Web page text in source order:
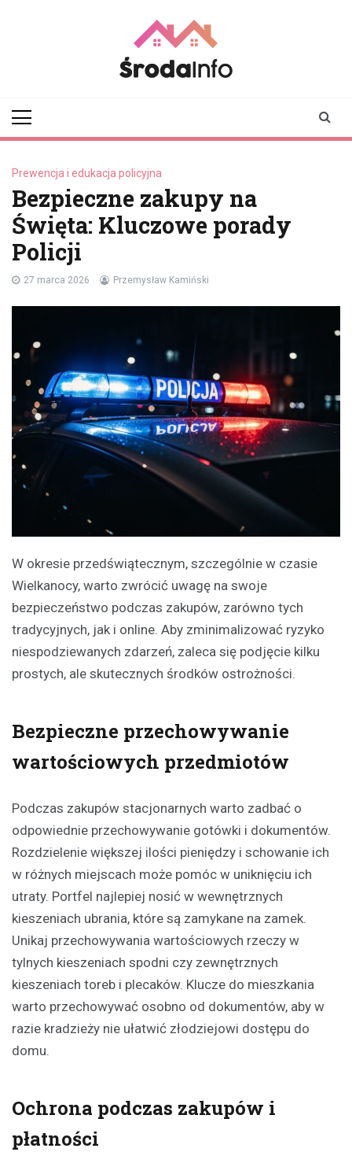
Prewencja i edukacja policyjna
Bezpieczne zakupy na
Święta: Kluczowe porady
Policji
27 marca 2026 Przemysław Kamiński
W okresie przedświątecznym, szczególnie w czasie
Wielkanocy, warto zwrócić uwagę na swoje
bezpieczeństwo podczas zakupów, zarówno tych
tradycyjnych, jak i online. Aby zminimalizować ryzyko
niespodziewanych zdarzeń, zaleca się podjęcie kilku
prostych, ale skutecznych środków ostrożności.
Bezpieczne przechowywanie
wartościowych przedmiotów
Podczas zakupów stacjonarnych warto zadbać o
odpowiednie przechowywanie gotówki i dokumentów.
Rozdzielenie większej ilości pieniędzy i schowanie ich
w różnych miejscach może pomóc w uniknięciu ich
utraty. Portfel najlepiej nosić w wewnętrznych
kieszeniach ubrania, które są zamykane na zamek.
Unikaj przechowywania wartościowych rzeczy w
tylnych kieszeniach spodni czy zewnętrznych
kieszeniach toreb i plecaków. Klucze do mieszkania
warto przechowywać osobno od dokumentów, aby w
razie kradzieży nie ułatwić złodziejowi dostępu do
domu.
Ochrona podczas zakupów i
płatności